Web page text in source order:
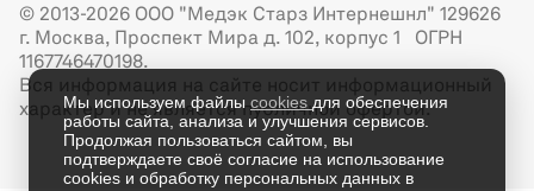
© 2013-2026 ООО "Медэк Старз Интернешнл" 129626
г. Москва, Проспект Мира д. 102, корпус 1 ОГРН
1167746470198.
Вся информация на сайте носит информационный
характер и не является публичной офертой.
Мы используем файлыcookies для обеспечения
работы сайта, анализа и улучшения сервисов.
Продолжая пользоваться сайтом, вы
подтверждаете своё согласие на использование
cookies и обработку персональных данных в